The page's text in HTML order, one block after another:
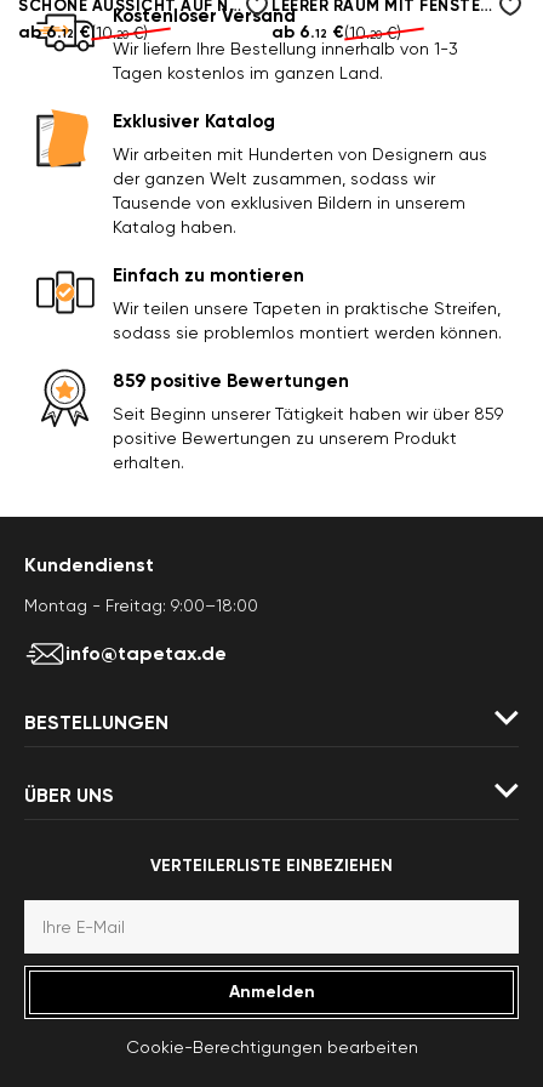
SCHÖNE AUSSICHT AUF NEW YORK
ab6.12 €(10.20€)
LEERER RAUM MIT FENSTERN DES DECKENBODENS
ab 6.12 €(10.20€)
Kostenloser Versand
Wir liefern Ihre Bestellung innerhalb von 1-3
Tagen kostenlos im ganzen Land.
Exklusiver Katalog
Wir arbeiten mit Hunderten von Designern aus
der ganzen Welt zusammen, sodass wir
Tausende von exklusiven Bildern in unserem
Katalog haben.
Einfach zu montieren
Wir teilen unsere Tapeten in praktische Streifen,
sodass sie problemlos montiert werden können.
859 positive Bewertungen
Seit Beginn unserer Tätigkeit haben wir über 859
positive Bewertungen zu unserem Produkt
erhalten.
Kundendienst
Montag - Freitag: 9:00–18:00
info@tapetax.de
BESTELLUNGEN
ÜBER UNS
VERTEILERLISTE EINBEZIEHEN
Anmelden
Cookie-Berechtigungen bearbeiten